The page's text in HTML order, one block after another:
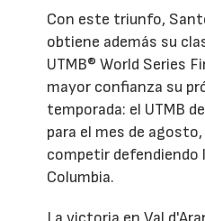
Con este triunfo,
obtiene además su
UTMB® World Series
mayor confianza su
temporada: el UTMB
para el mes de
competir defendiendo
Columbia.